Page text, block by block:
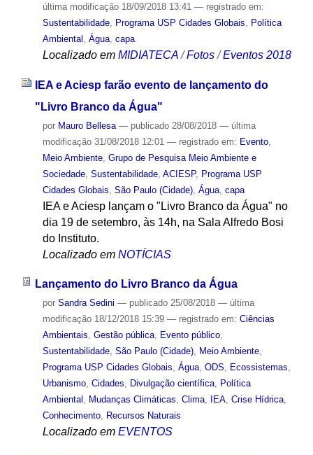
última modificação18/09/2018 13:41 — registrado em:
Sustentabilidade, Programa USP Cidades Globais
Política
Ambiental
Água, capa
Localizado em MIDIATECA /Fotos /Eventos 2018
IEA e Aciesp farão evento de lançamento do
"Livro Branco da Água"
por Mauro Bellesa — publicado28/08/2018 — última
modificação31/08/2018 12:01 — registrado em: Evento,
Meio Ambiente, Grupo de Pesquisa Meio Ambiente e
Sociedade, Sustentabilidade, ACIESP, Programa USP
Cidades Globais São Paulo (Cidade), Água, capa
IEA e Aciesp lançam o "Livro Branco da Água" no
dia 19 de setembro, às 14h, na Sala Alfredo Bosi
do Instituto.
Localizado em NOTÍCIAS
Lançamento do Livro Branco da Água
por Sandra Sedini — publicado25/08/2018 — última
modificação18/12/2018 15:39 — registrado em: Ciências
Ambientais, Gestão pública, Evento público,
Sustentabilidade, São Paulo (Cidade), Meio Ambiente,
Programa USP Cidades Globais, Água, ODS, Ecossistemas,
Urbanismo, Cidades, Divulgação científica, Política
Ambiental , Mudanças Climáticas, Clima, IEA, Crise Hídrica,
Conhecimento, Recursos Naturais
Localizado em EVENTOS